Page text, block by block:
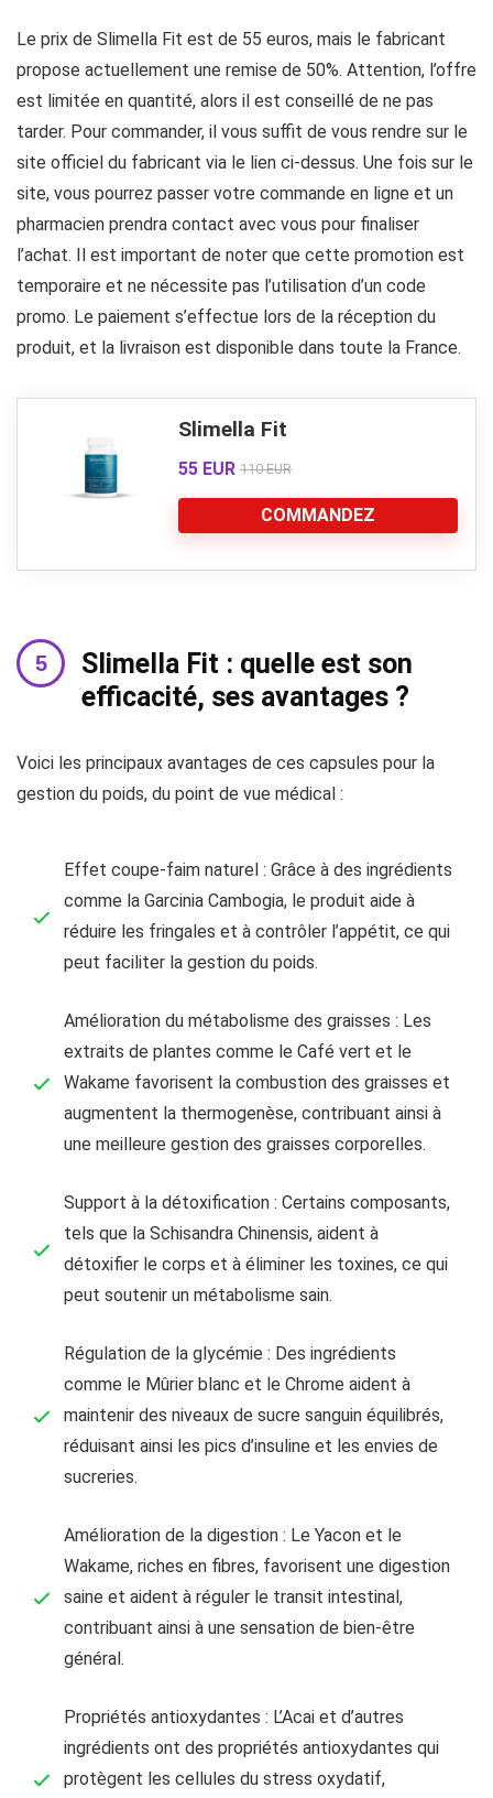
Le prix de Slimella Fit est de 55 euros, mais le fabricant
propose actuellement une remise de 50%. Attention, l’offre
est limitée en quantité, alors il est conseillé de ne pas
tarder. Pour commander, il vous suffit de vous rendre sur le
site officiel du fabricant via le lien ci-dessus. Une fois sur le
site, vous pourrez passer votre commande en ligne et un
pharmacien prendra contact avec vous pour finaliser
l’achat. Il est important de noter que cette promotion est
temporaire et ne nécessite pas l’utilisation d’un code
promo. Le paiement s’effectue lors de la réception du
produit, et la livraison est disponible dans toute la France.
Slimella Fit
55 EUR 110 EUR
COMMANDEZ
Slimella Fit : quelle est son
efficacité, ses avantages ?
Voici les principaux avantages de ces capsules pour la
gestion du poids, du point de vue médical :
Effet coupe-faim naturel : Grâce à des ingrédients
comme la Garcinia Cambogia, le produit aide à
réduire les fringales et à contrôler l’appétit, ce qui
peut faciliter la gestion du poids.
Amélioration du métabolisme des graisses : Les
extraits de plantes comme le Café vert et le
Wakame favorisent la combustion des graisses et
augmentent la thermogenèse, contribuant ainsi à
une meilleure gestion des graisses corporelles.
Support à la détoxification : Certains composants,
tels que la Schisandra Chinensis, aident à
détoxifier le corps et à éliminer les toxines, ce qui
peut soutenir un métabolisme sain.
Régulation de la glycémie : Des ingrédients
comme le Mûrier blanc et le Chrome aident à
maintenir des niveaux de sucre sanguin équilibrés,
réduisant ainsi les pics d’insuline et les envies de
sucreries.
Amélioration de la digestion : Le Yacon et le
Wakame, riches en fibres, favorisent une digestion
saine et aident à réguler le transit intestinal,
contribuant ainsi à une sensation de bien-être
général.
Propriétés antioxydantes : L’Acai et d’autres
ingrédients ont des propriétés antioxydantes qui
protègent les cellules du stress oxydatif,